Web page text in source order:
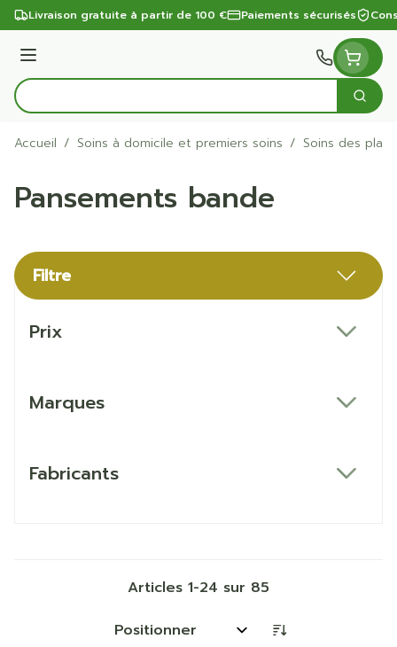
Aller au contenu
Livraison gratuite à partir de 100 € Paiements sécurisés
Menu
Rechercher
Accueil / Soins à domicile et premiers soins / Soins des
Pansements bande
Filtre
Prix
Marques
Fabricants
Articles 1-24 sur 85
Trier par: